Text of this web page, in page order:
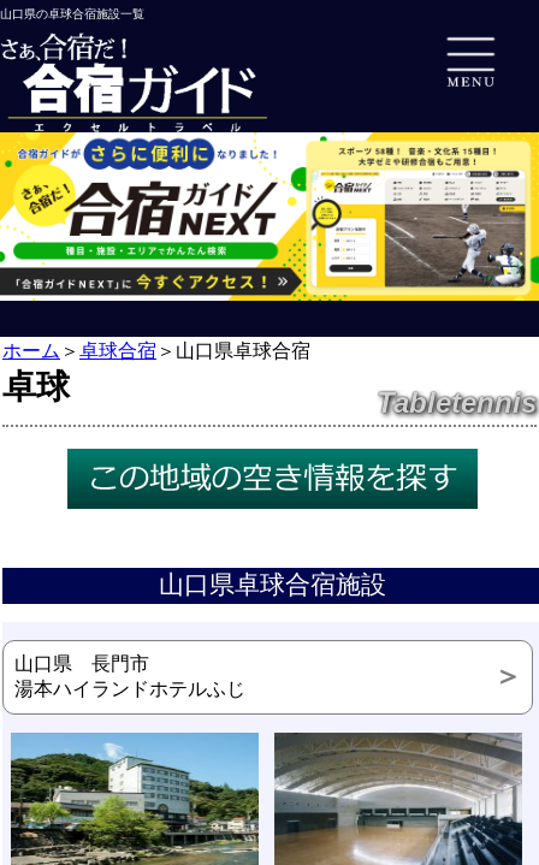
山口県の卓球合宿施設一覧
ホーム ＞ 卓球合宿 ＞ 山口県卓球合宿
卓球 Tabletennis
山口県卓球合宿施設
山口県 長門市
湯本ハイランドホテルふじ